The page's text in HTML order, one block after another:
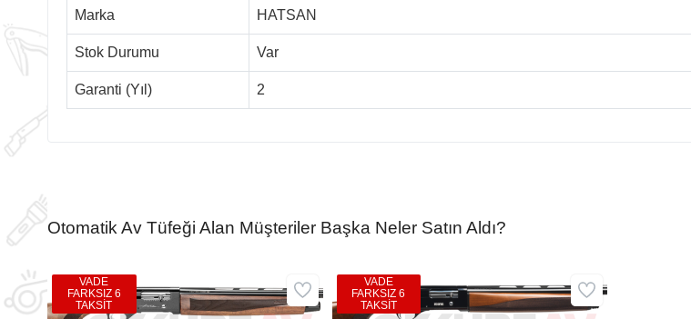
Marka HATSAN
Stok Durumu Var
Garanti (Yıl) 2
Otomatik Av Tüfeği Alan Müşteriler Başka Neler Satın Aldı?
VADE
FARKSIZ 6
TAKSİT
VADE
FARKSIZ 6
TAKSİT